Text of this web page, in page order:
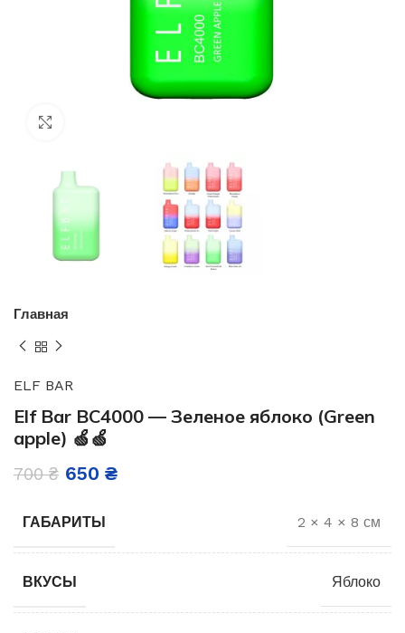
Главная
ELF BAR
Elf Bar BC4000 — Зеленое яблоко (Green
apple) 🍏🍏
700₴ 650 ₴
ГАБАРИТЫ 2 × 4 × 8 см
ВКУСЫ Яблоко